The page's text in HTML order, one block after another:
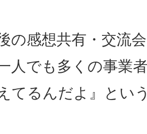
の感想共有・交流
一人でも多くの事業
てるんだよ』とい